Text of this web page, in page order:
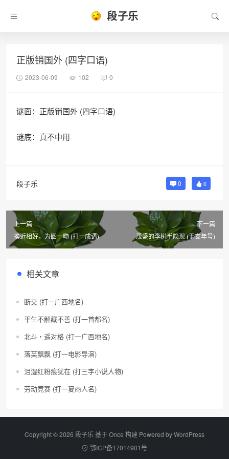
段子乐
正版销国外 (四字口语)
2023-06-09 102 0
谜面：正版销国外 (四字口语)
谜底：真不中用
段子乐 0 0
上一篇
挨近相好，为图一吻 (打一成语)
下一篇
茂盛的李树半隐现 (干支年号)
相关文章
断交 (打一广西地名)
平生不解藏不善 (打一首都名)
北斗・遥对格 (打一广西地名)
落英飘飘 (打一电影导演)
泪湿红粉痕犹在 (打三字小说人物)
劳动竞赛 (打一夏商人名)
Copyright © 2026 段子乐 基于 Once 构建 Powered byWordPress
鄂ICP备17014901号